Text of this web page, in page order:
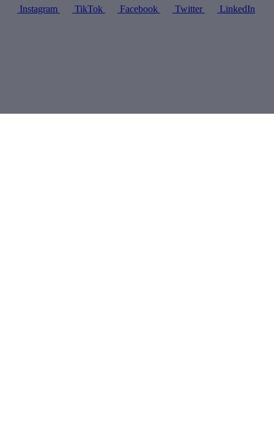
Instagram
TikTok Facebook Twitter LinkedIn